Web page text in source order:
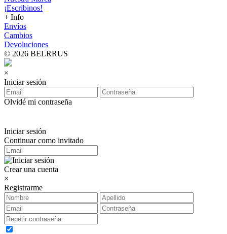
¡Escribinos!
+ Info
Envíos
Cambios
Devoluciones
© 2026 BELRRUS
×
Iniciar sesión
Olvidé mi contraseña
Iniciar sesión
Continuar como invitado
Crear una cuenta
×
Registrarme